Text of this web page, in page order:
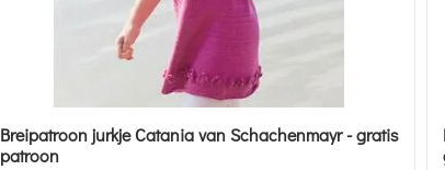
Breipatroon jurkje Catania van Schachenmayr - gratis
patroon